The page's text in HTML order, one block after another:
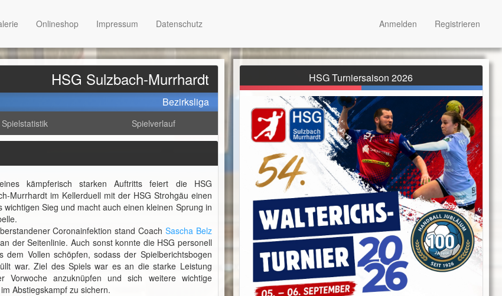
HSG Sulzbach-Murrhardt
Bezirksliga
Spielstatistik Spielverlauf
kämpferisch starken Auftritts feiert die HSG
Murrhardt im Kellerduell mit der HSG Strohgäu einen
wichtigen Sieg und macht auch einen kleinen Sprung in
Coronainfektion stand Coach Sascha Belz
der Seitenlinie. Auch sonst konnte die HSG personell
dem Vollen schöpfen, sodass der Spielberichtsbogen
war. Ziel des Spiels war es an die starke Leistung
Vorwoche anzuknüpfen und sich weitere wichtige
Abstiegskampf zu sichern.
HSG Turniersaison 2026
Onlineshop Impressum Datenschutz Anmelden Registrieren